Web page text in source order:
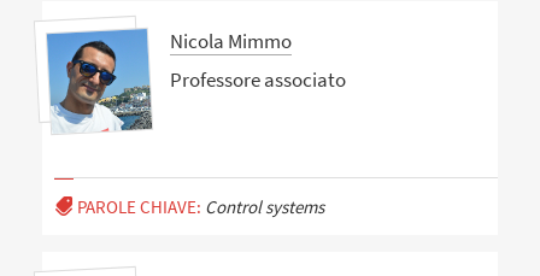
Nicola Mimmo
Professore associato
PAROLE CHIAVE: Control systems